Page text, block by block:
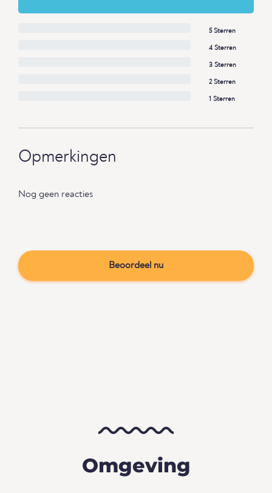
5 Sterren
4 Sterren
3 Sterren
2 Sterren
1 Sterren
Opmerkingen
Nog geen reacties
Beoordeel nu
Omgeving